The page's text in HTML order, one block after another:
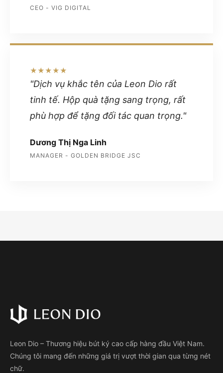
CEO - VIG DIGITAL
★★★★★
"Dịch vụ khắc tên của Leon Dio rất
tinh tế. Hộp quà tặng sang trọng, rất
phù hợp để tặng đối tác quan trọng."
Dương Thị Nga Linh
MANAGER - GOLDEN BRIDGE JSC
Leon Dio – Thương hiệu bút ký cao cấp hàng đầu Việt Nam.
Chúng tôi mang đến những giá trị vượt thời gian qua từng nét
chữ.